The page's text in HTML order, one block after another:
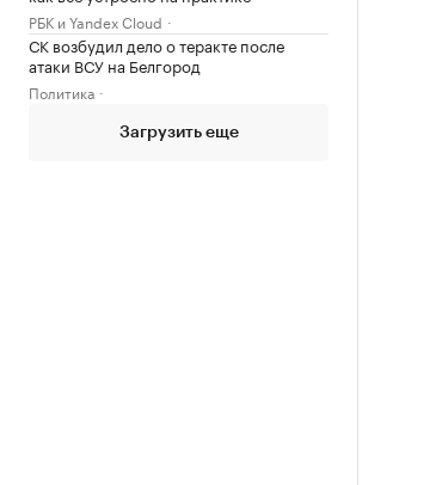
РБК и Yandex Cloud
СК возбудил дело о теракте после
атаки ВСУ на Белгород
Политика
Загрузить еще